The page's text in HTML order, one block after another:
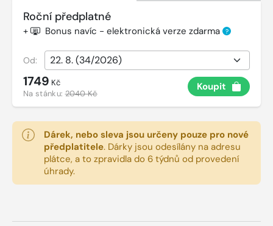
Roční předplatné
+ Bonus navíc - elektronická verze zdarma ?
Od:
1749 Kč
Na stánku:2040 Kč
Koupit
Dárek, nebo sleva jsou určeny pouze pro nové
předplatitele. Dárky jsou odesílány na adresu
plátce, a to zpravidla do 6 týdnů od provedení
úhrady.